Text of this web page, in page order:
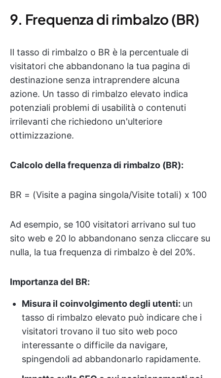
9. Frequenza di rimbalzo (BR)
Il tasso di rimbalzo o BR è la percentuale di
visitatori che abbandonano la tua pagina di
destinazione senza intraprendere alcuna
azione. Un tasso di rimbalzo elevato indica
potenziali problemi di usabilità o contenuti
irrilevanti che richiedono un'ulteriore
ottimizzazione.
Calcolo della frequenza di rimbalzo (BR):
BR = (Visite a pagina singola/Visite totali) x 100
Ad esempio, se 100 visitatori arrivano sul tuo
sito web e 20 lo abbandonano senza cliccare su
nulla, la tua frequenza di rimbalzo è del 20%.
Importanza del BR:
Misura il coinvolgimento degli utenti: un
tasso di rimbalzo elevato può indicare che i
visitatori trovano il tuo sito web poco
interessante o difficile da navigare,
spingendoli ad abbandonarlo rapidamente.